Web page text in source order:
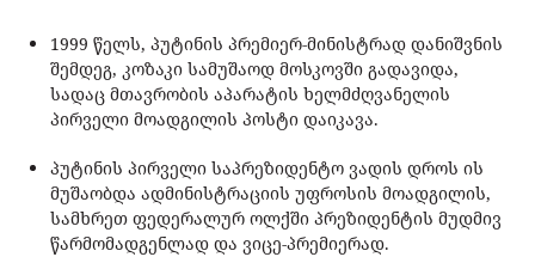
1999 წელს, პუტინის პრემიერ-მინისტრად დანიშვნის
შემდეგ, კოზაკი სამუშაოდ მოსკოვში გადავიდა,
სადაც მთავრობის აპარატის ხელმძღვანელის
პირველი მოადგილის პოსტი დაიკავა.
პუტინის პირველი საპრეზიდენტო ვადის დროს ის
მუშაობდა ადმინისტრაციის უფროსის მოადგილის,
სამხრეთ ფედერალურ ოლქში პრეზიდენტის მუდმივ
წარმომადგენლად და ვიცე-პრემიერად.